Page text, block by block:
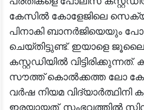
കേസിൽ കോളേജിലെ
പിനാകി ബാനർജിയെയും
ചെയ്തിട്ടുണ്ട്. ഇയാളെ
കസ്റ്റഡിയിൽ
സൗത്ത് കൊൽക്കത്ത ലോ
വർഷ നിയമ വിദ്യാർത്ഥിനി
ഇരയായത്. സംഭവത്തിൽ